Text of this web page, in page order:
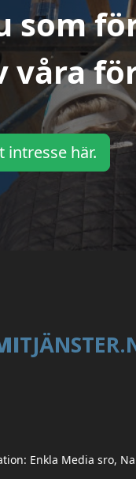
som
våra
intresse här.
Enkla Media sro,